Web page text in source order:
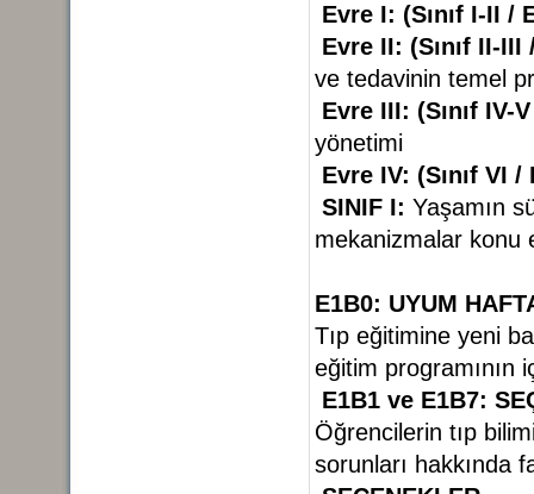
Evre I: (Sınıf I-II /
Evre II: (Sınıf II-
ve tedavinin temel
Evre III: (Sınıf IV-
yönetimi
Evre IV: (Sınıf VI
SINIF I: Yaşamın
mekanizmalar konu
E1B0: UYUM
Tıp eğitimine yeni
eğitim programının
E1B1 ve E1B7:
Öğrencilerin tıp
sorunları hakkında